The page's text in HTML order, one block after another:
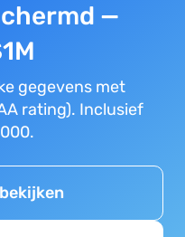
—
gegevens met
rating). Inclusief